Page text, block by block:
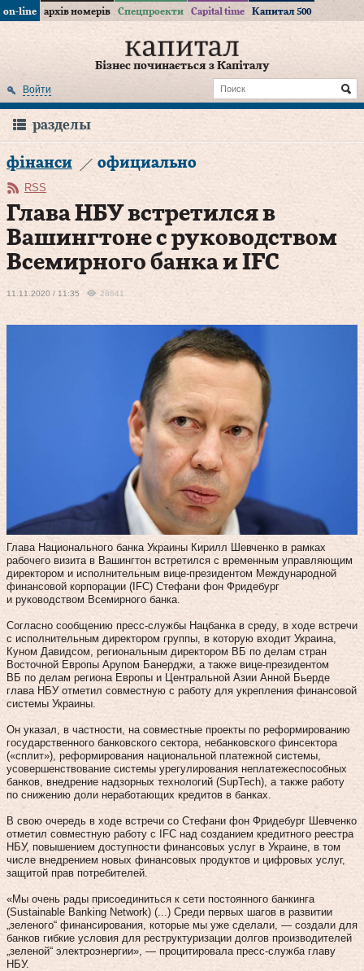
on-line архів номерів Спецпроекти Capital time Капитал 500
Бізнес починається з Капіталу
Войти
разделы
фінанси официально
RSS
Глава НБУ встретился в
Вашингтоне с руководством
Всемирного банка и IFC
11.11.2020 / 11:35 28641
Глава Национального банка Украины Кирилл Шевченко в рамках
рабочего визита в Вашингтон встретился с временным управляющим
директором и исполнительным вице-президентом Международной
финансовой корпорации (IFC) Стефани фон Фридебург
и руководством Всемирного банка.
Согласно сообщению пресс-службы Нацбанка в среду, в ходе встречи
с исполнительным директором группы, в которую входит Украина,
Куном Давидсом, региональным директором ВБ по делам стран
Восточной Европы Арупом Банерджи, а также вице-президентом
ВБ по делам региона Европы и Центральной Азии Анной Бьерде
глава НБУ отметил совместную с работу для укрепления финансовой
системы Украины.
Он указал, в частности, на совместные проекты по реформированию
государственного банковского сектора, небанковского финсектора
(«сплит»), реформирования национальной платежной системы,
усовершенствование системы урегулирования неплатежеспособных
банков, внедрение надзорных технологий (SupTech), а также работу
по снижению доли неработающих кредитов в банках.
В свою очередь в ходе встречи со Стефани фон Фридебург Шевченко
отметил совместную работу с IFC над созданием кредитного реестра
НБУ, повышением доступности финансовых услуг в Украине, в том
числе внедрением новых финансовых продуктов и цифровых услуг,
защитой прав потребителей.
«Мы очень рады присоединиться к сети постоянного банкинга
(Sustainable Banking Network) (...) Среди первых шагов в развитии
„зеленого“ финансирования, которые мы уже сделали, — создали для
банков гибкие условия для реструктуризации долгов производителей
„зеленой“ электроэнергии», — процитировала пресс-служба главу
НБУ.